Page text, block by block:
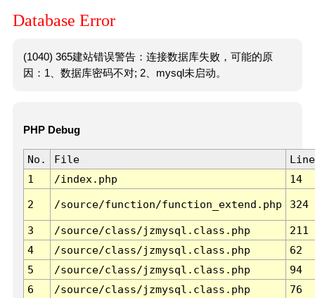
Database Error
(1040) 365建站错误警告：连接数据库失败，可能的原
因：1、数据库密码不对; 2、mysql未启动。
PHP Debug
No. File
Line
1
/index.php 14
2 /source/function/function_extend.php 324
3 /source/class/jzmysql.class.php
211
4
/source/class/jzmysql.class.php
62
5
/source/class/jzmysql.class.php
94
6
/source/class/jzmysql.class.php 76